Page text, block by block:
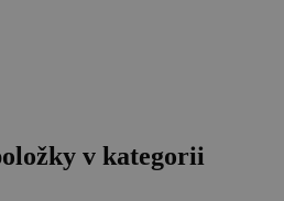
v kategorii